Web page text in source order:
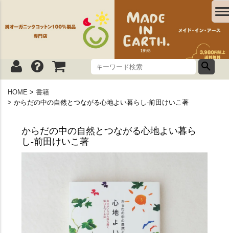
HOME
書籍
からだの中の自然とつながる心地よい暮らし-前田けいこ著
からだの中の自然とつながる心地よい暮ら
し-前田けいこ著